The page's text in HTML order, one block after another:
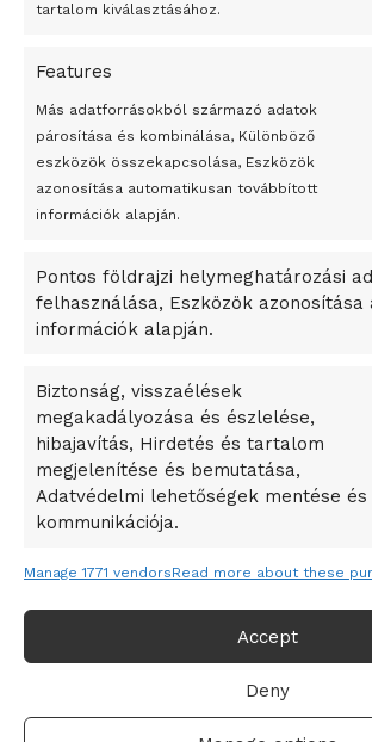
tartalom kiválasztásához.
Features
Más adatforrásokból származó adatok
párosítása és kombinálása, Különböző
eszközök összekapcsolása, Eszközök
azonosítása automatikusan továbbított
információk alapján.
Pontos földrajzi helymeghatározási
felhasználása, Eszközök
információk alapján.
Biztonság, visszaélések
megakadályozása és észlelése,
hibajavítás, Hirdetés és tartalom
megjelenítése és bemutatása,
Adatvédelmi lehetőségek mentése és
kommunikációja.
Manage 1771 vendorsRead more about these
Accept
Deny
Peking – A visegrádi országok zsidó
bemutató fotókiállítás nyílt
Megveszi az osztrák Wienerberger az
Bricket
A Startup Campus egyetemi programjainak
A Ringo Starr új albummal jelentkezik
A Vajdasági Magyar Szövetség államtitkárait
Dzsingisz kán hódító hadjárata okozta
Kuramagomedov ötödik, Muszukajev
világkupa
Adatvédelmi irányelvek